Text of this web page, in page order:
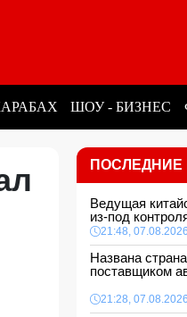
ШОУ - БИЗНЕС
ПОСЛЕДНИЕ
Ведущая
из-под
21:48, 07.08.2026
Названа
поставщиком
21:28, 07.08.2026